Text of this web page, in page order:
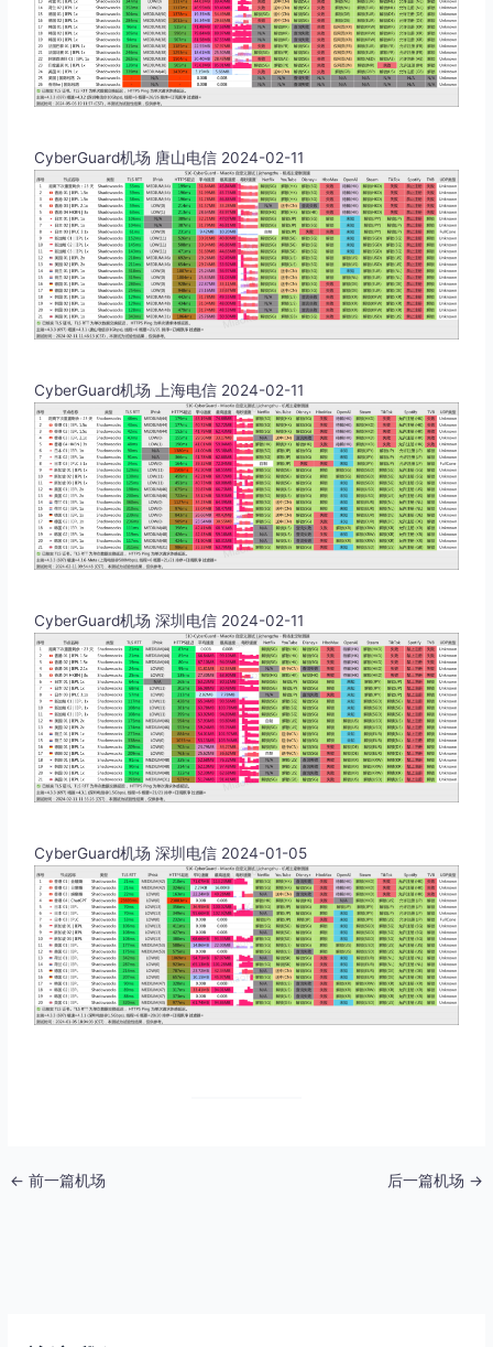
CyberGuard机场 唐山电信 2024-02-11
CyberGuard机场 上海电信 2024-02-11
CyberGuard机场 深圳电信 2024-02-11
CyberGuard机场 深圳电信 2024-01-05
← 前一篇机场 后一篇机场 →